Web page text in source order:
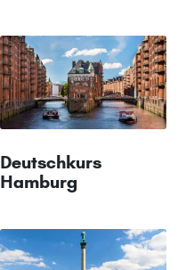
Deutschkurs
Hamburg